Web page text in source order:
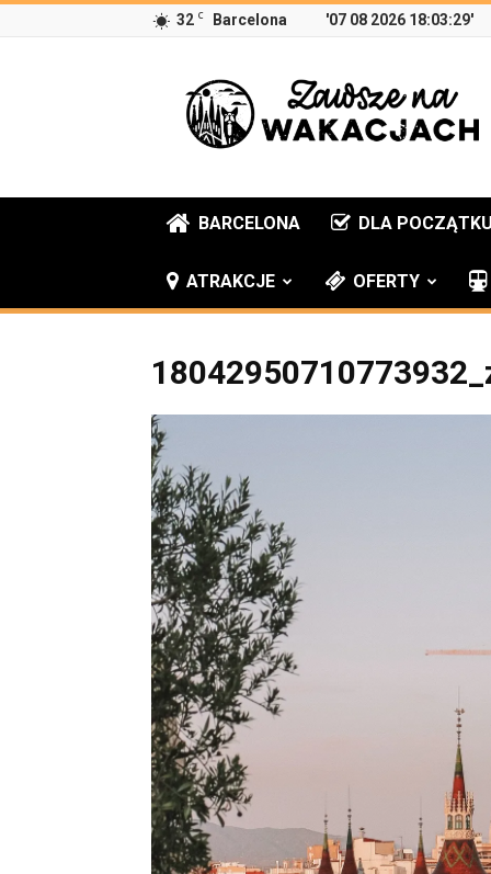
32 C Barcelona '07 08 2026 18:03:29'
Zawsze
na
wakacjach
BARCELONA DLA
ATRAKCJE OFERTY